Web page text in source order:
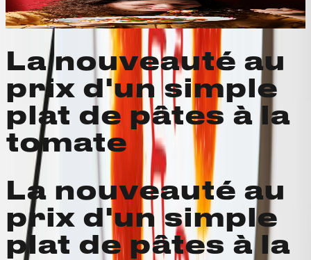
Vous trouvez et appliquez les offres directement
lorsque vous commandez.
La nouveauté au
prix d'un simple
plat de pâtes à la
tomate
La nouveauté au
prix d'un simple
plat de pâtes à la